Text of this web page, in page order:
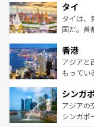
リティに
覧を参照
急速な発
ーチミン
醸し出し
とつ。フ
ひ現地で
が旅行者
参照して
タイ
タイは、
国だ。首
の活気が
帯で自然
いビーチ
激する。
が待って
た文化、
香港
アジアと
もってい
み、どこ
ており、
うな絶景
シンガ
アジアの
シンガポ